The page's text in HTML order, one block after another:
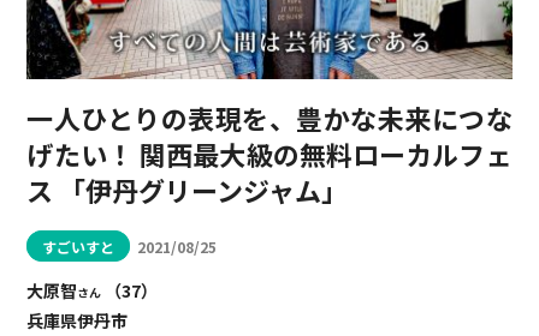
一人ひとりの表現を、豊かな未来につな
げたい！ 関西最大級の無料ローカルフェ
ス 「伊丹グリーンジャム」
すごいすと 2021/08/25
大原智さん
（37）
兵庫県伊丹市